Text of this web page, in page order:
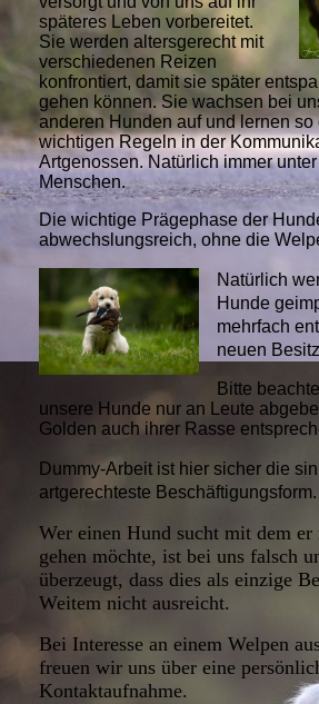
späteres Leben vorbereitet.
Sie werden altersgerecht mit
verschiedenen Reizen
konfrontiert, damit sie später
gehen können. Sie wachsen bei
anderen Hunden auf und lernen so
wichtigen Regeln in der
Artgenossen. Natürlich immer
Menschen.
Die wichtige Prägephase der
abwechslungsreich, ohne die
Natürlich
Hunde
mehrfach
neuen
Bitte
unsere Hunde nur an Leute
Golden auch ihrer Rasse
Dummy-Arbeit ist hier sicher die
artgerechteste Beschäftigungsform.
Wer einen Hund sucht mit dem er
gehen möchte, ist bei uns falsch
überzeugt, dass dies als einzige
Weitem nicht ausreicht.
Bei Interesse an einem Welpen
freuen wir uns über eine
Kontaktaufnahme.